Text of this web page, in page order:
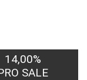
14,00%
SALE